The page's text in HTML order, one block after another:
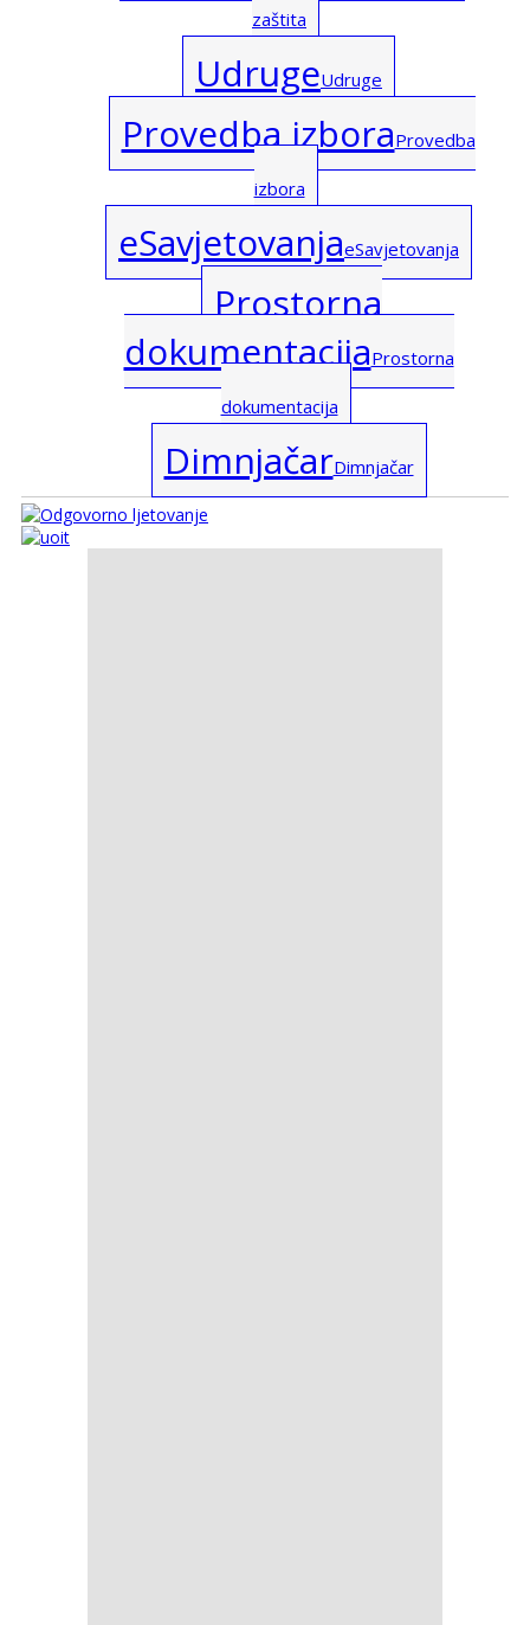
zaštita
UdrugeUdruge
Provedba izboraProvedba
izbora
eSavjetovanjaeSavjetovanja
Prostorna
dokumentacijaProstorna
dokumentacija
DimnjačarDimnjačar